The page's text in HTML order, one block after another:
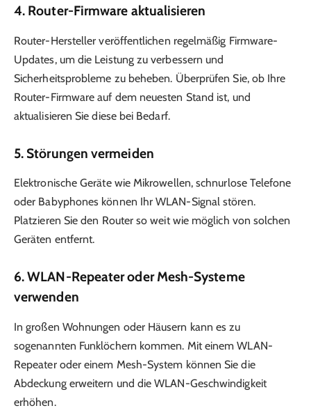
4. Router-Firmware aktualisieren
Router-Hersteller veröffentlichen regelmäßig Firmware-
Updates, um die Leistung zu verbessern und
Sicherheitsprobleme zu beheben. Überprüfen Sie, ob Ihre
Router-Firmware auf dem neuesten Stand ist, und
aktualisieren Sie diese bei Bedarf.
5. Störungen vermeiden
Elektronische Geräte wie Mikrowellen, schnurlose Telefone
oder Babyphones können Ihr WLAN-Signal stören.
Platzieren Sie den Router so weit wie möglich von solchen
Geräten entfernt.
6.WLAN-Repeater oder Mesh-Systeme
verwenden
In großen Wohnungen oder Häusern kann es zu
sogenannten Funklöchern kommen. Mit einem WLAN-
Repeater oder einem Mesh-System können Sie die
Abdeckung erweitern und die WLAN-Geschwindigkeit
erhöhen.